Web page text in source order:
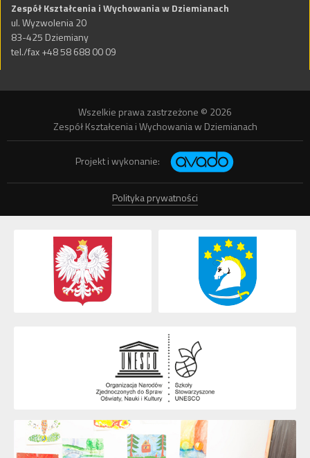
Zespół Kształcenia i Wychowania w Dziemianach
ul. Wyzwolenia 20
83-425 Dziemiany
tel./fax +48 58 688 00 09
Wszelkie prawa zastrzeżone © 2026
Zespół Kształcenia i Wychowania w Dziemianach
Projekt i wykonanie:
Polityka prywatności